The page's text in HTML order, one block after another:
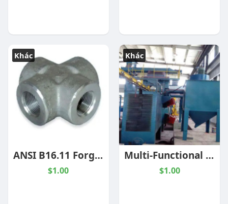
Khác
ANSI B16.11 Forged Steel Cross, 1/2-4 Inch, BW, SW, NPT
$1.00
Khác
Multi-Functional Shot Blasting Equipment
$1.00